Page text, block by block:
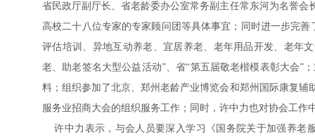
省民政厅副厅长、省老龄委办公室常务副主任常东河为名誉
高校二十八位专家的专家顾问团等具体事宜；同时进一步完
评估培训、异地互动养老、宜居养老、老年用品开发、老年
老、助老签名大型公益活动”、省“第五届敬老楷模表彰大会”
料；组织参加了北京、郑州老龄产业博览会和郑州国际康复
服务业招商大会的组织服务工作；同时，许中力也对协会工
许中力表示，与会人员要深入学习《国务院关于加强养老